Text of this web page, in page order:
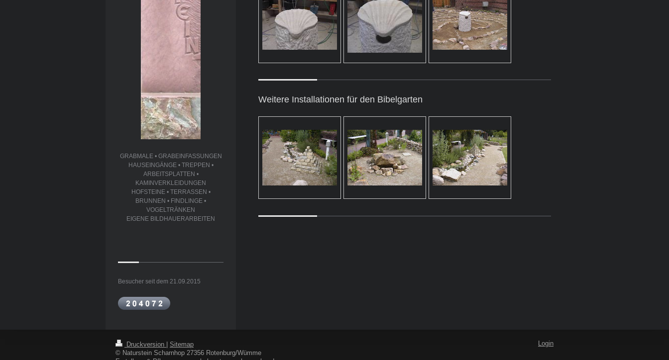
Weitere Installationen für den Bibelgarten
GRABMALE • GRABEINFASSUNGEN
HAUSEINGÄNGE • TREPPEN •
ARBEITSPLATTEN •
KAMINVERKLEIDUNGEN
HOFSTEINE • TERRASSEN •
BRUNNEN • FINDLINGE •
VOGELTRÄNKEN
EIGENE BILDHAUERARBEITEN
Besucher seit dem 21.09.2015
Druckversion
Sitemap
© Naturstein Scharnhop 27356 Rotenburg/Wümme
Login